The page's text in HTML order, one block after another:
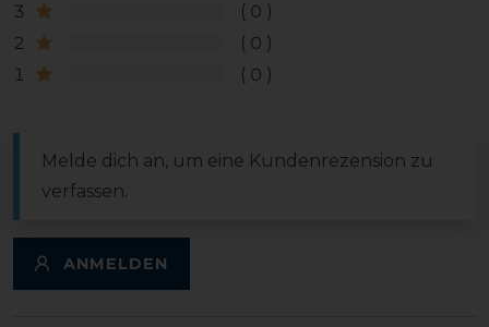
3
0
2
0
1
0
Melde dich an, um eine Kundenrezension zu
verfassen.
ANMELDEN